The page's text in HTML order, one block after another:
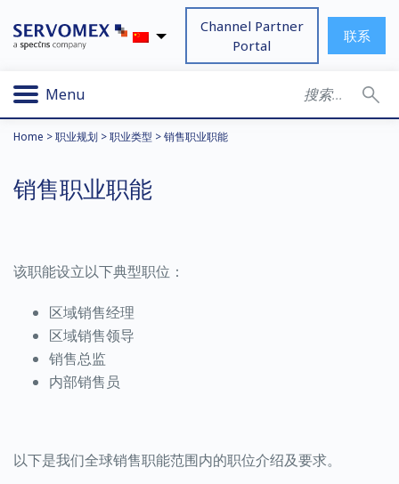
Channel Partner
Portal
联系
Menu
Home >职业规划 >职业类型 >销售职业职能
销售职业职能
该职能设立以下典型职位：
区域销售经理
区域销售领导
销售总监
内部销售员
以下是我们全球销售职能范围内的职位介绍及要求。